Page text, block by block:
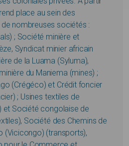
place au sein des
nombreuses sociétés :
; Société minière et
Syndicat minier africain
de la Luama (Syluma),
du Maniema (mines) ;
(Crégéco) et Crédit foncier
; Usines textiles de
et Société congolaise de
Société des Chemins de
(Vicicongo) (transports),